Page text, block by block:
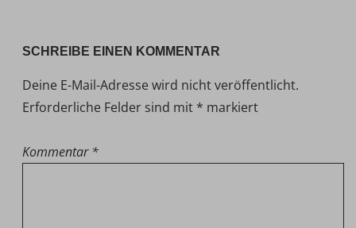
SCHREIBE EINEN KOMMENTAR
Deine E-Mail-Adresse wird nicht veröffentlicht.
Erforderliche Felder sind mit * markiert
Kommentar *